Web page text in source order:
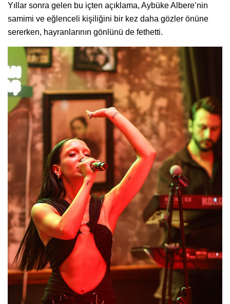
Yıllar sonra gelen bu içten açıklama, Aybüke Albere’nin
samimi ve eğlenceli kişiliğini bir kez daha gözler önüne
sererken, hayranlarının gönlünü de fethetti.